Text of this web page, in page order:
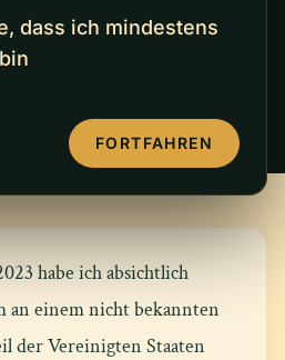
dass ich mindestens
FORTFAHREN
habe ich absichtlich
an einem nicht bekannten
der Vereinigten Staaten